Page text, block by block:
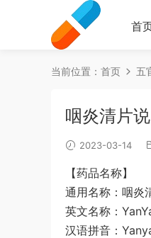
首
当前位置： 首页 五
咽炎清片
2023-03-14
【药品名称】
通用名称：咽炎
英文名称：
汉语拼音：